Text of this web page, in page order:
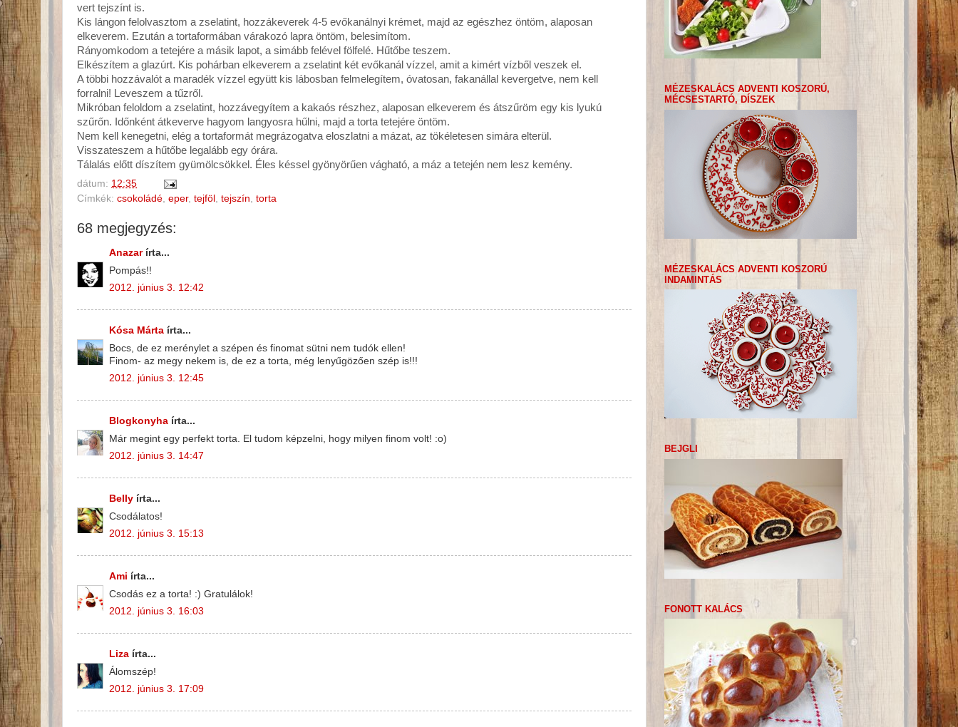
vert tejszínt is.
Kis lángon felolvasztom a zselatint, hozzákeverek 4-5 evőkanálnyi krémet, majd az egészhez öntöm, alaposan
elkeverem. Ezután a tortaformában várakozó lapra öntöm, belesimítom.
Rányomkodom a tetejére a másik lapot, a simább felével fölfelé. Hűtőbe teszem.
Elkészítem a glazúrt. Kis pohárban elkeverem a zselatint két evőkanál vízzel, amit a kimért vízből veszek el.
A többi hozzávalót a maradék vízzel együtt kis lábosban felmelegítem, óvatosan, fakanállal kevergetve, nem kell
forralni! Leveszem a tűzről.
Mikróban feloldom a zselatint, hozzávegyítem a kakaós részhez, alaposan elkeverem és átszűröm egy kis lyukú
szűrőn. Időnként átkeverve hagyom langyosra hűlni, majd a torta tetejére öntöm.
Nem kell kenegetni, elég a tortaformát megrázogatva eloszlatni a mázat, az tökéletesen simára elterül.
Visszateszem a hűtőbe legalább egy órára.
Tálalás előtt díszítem gyümölcsökkel. Éles késsel gyönyörűen vágható, a máz a tetején nem lesz kemény.
dátum: 12:35
Címkék: csokoládé, eper, tejföl , tejszín, torta
68 megjegyzés:
Anazarírta...
Pompás!!
2012. június 3. 12:42
Kósa Márta írta...
Bocs, de ez merénylet a szépen és finomat sütni nem tudók ellen!
Finom- az megy nekem is, de ez a torta, még lenyűgözően szép is!!!
2012. június 3. 12:45
Blogkonyha írta...
Már megint egy perfekt torta. El tudom képzelni, hogy milyen finom volt! :o)
2012. június 3. 14:47
Belly írta...
Csodálatos!
2012. június 3. 15:13
Ami írta...
Csodás ez a torta! :) Gratulálok!
2012. június 3. 16:03
Liza írta...
Álomszép!
2012. június 3. 17:09
MÉZESKALÁCS ADVENTI KOSZORÚ,
MÉCSESTARTÓ, DÍSZEK
MÉZESKALÁCS ADVENTI KOSZORÚ
INDAMINTÁS
BEJGLI
FONOTT KALÁCS